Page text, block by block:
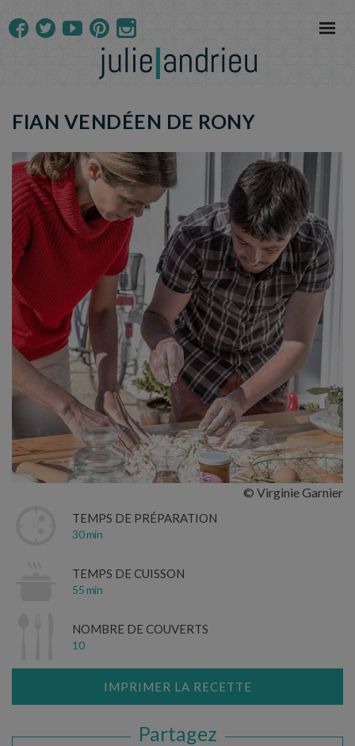
FIAN VENDÉEN DE RONY
© Virginie Garnier
TEMPS DE PRÉPARATION
30 min
TEMPS DE CUISSON
55 min
NOMBRE DE COUVERTS
10
IMPRIMER LA RECETTE
Partagez